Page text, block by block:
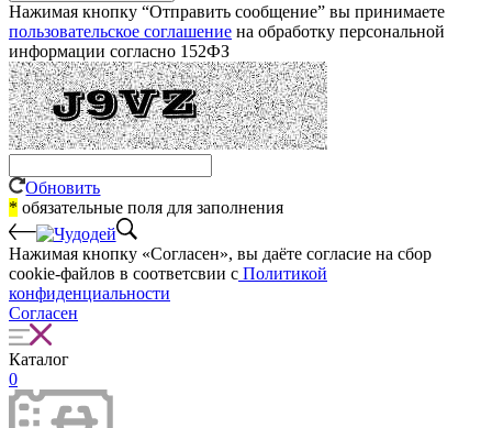
Нажимая кнопку “Отправить сообщение” вы принимаете
пользовательское соглашение на обработку персональной
информации согласно 152ФЗ
Обновить
* обязательные поля для заполнения
Нажимая кнопку «Согласен», вы даёте cогласие на сбор
cookie-файлов в соответсвии с Политикой
конфиденциальности
Согласен
Каталог
0